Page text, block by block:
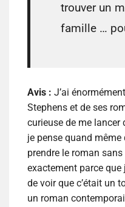
trouver un
famille …
Avis : J’ai
Stephens et de ses
curieuse de me lancer
je pense quand même
prendre le roman sans
exactement parce que
de voir que c’était un
un roman